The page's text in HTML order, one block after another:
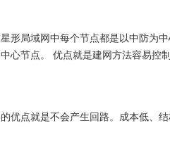
形局域网中每个节点都是以中防为
心节点。 优点就是建网方法容易控
优点就是不会产生回路。成本低、结